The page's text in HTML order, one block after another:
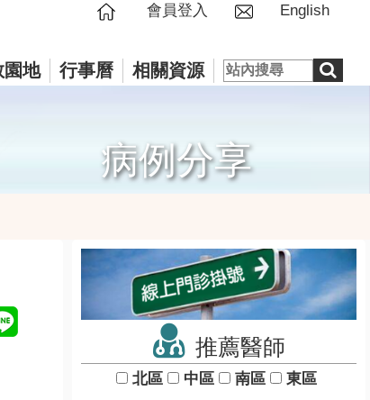
園地 行事曆 相關資源
會員登入 English
病例分享
推薦醫師
北區 中區 南區 東區